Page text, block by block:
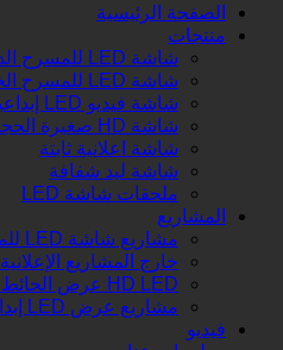
الصفحة الرئيسية
منتجات
شاشة LED للمسرح الداخلي
شاشة LED للمسرح الخارجي
شاشة فيديو LED إبداعية
شاشة HD صغيرة الحجم
شاشة اعلانية ثابتة
شاشة ليد شفافة
ملحقات شاشة LED
المشاريع
مشاريع شاشة LED للمسرح
خارج المشاريع الإعلانية
HD LED عرض الحائط المشاريع
مشاريع عرض LED إبداعية
فيديو